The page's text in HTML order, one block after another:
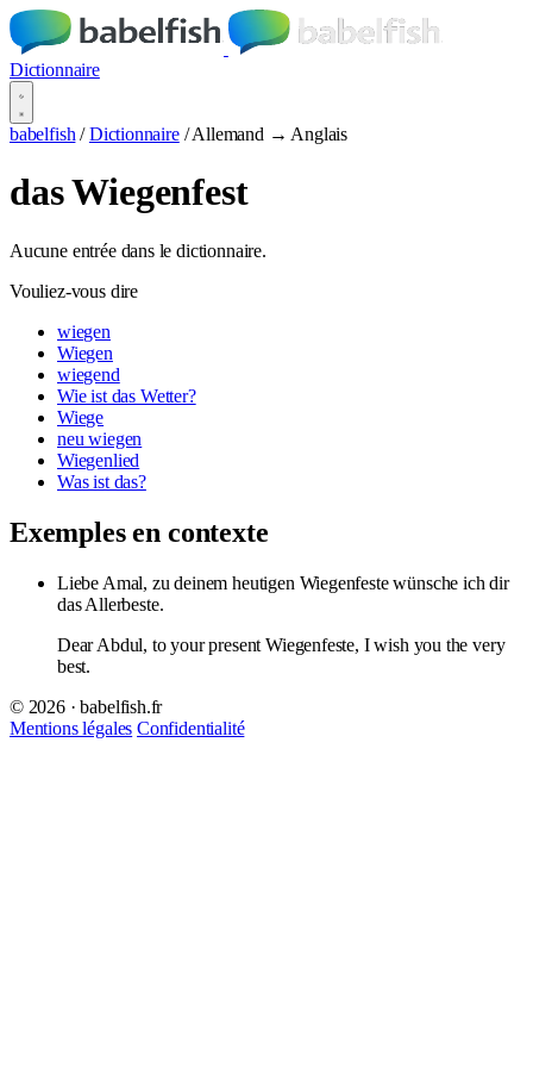
Dictionnaire
babelfish / Dictionnaire / Allemand → Anglais
das Wiegenfest
Aucune entrée dans le dictionnaire.
Vouliez-vous dire
wiegen
Wiegen
wiegend
Wie ist das Wetter?
Wiege
neu wiegen
Wiegenlied
Was ist das?
Exemples en contexte
Liebe Amal, zu deinem heutigen Wiegenfeste wünsche ich dir
das Allerbeste.
Dear Abdul, to your present Wiegenfeste, I wish you the very
best.
© 2026 · babelfish.fr
Mentions légales Confidentialité